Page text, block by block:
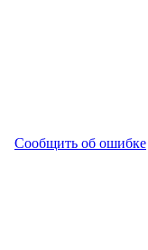
Сообщить об ошибке